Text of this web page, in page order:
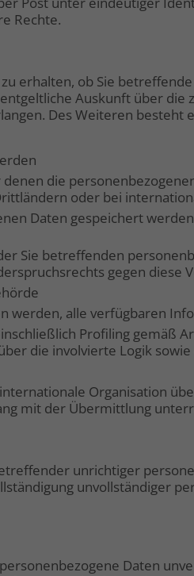
Rechte.
erhalten, ob Sie
Auskunft über die
Des Weiteren besteht
die
oder bei
Daten gespeichert
Sie betreffenden
gegen diese
werden, alle verfügbaren
Profiling gemäß
die involvierte Logik
Organisation
mit der Übermittlung
unrichtiger
unvollständiger
Daten